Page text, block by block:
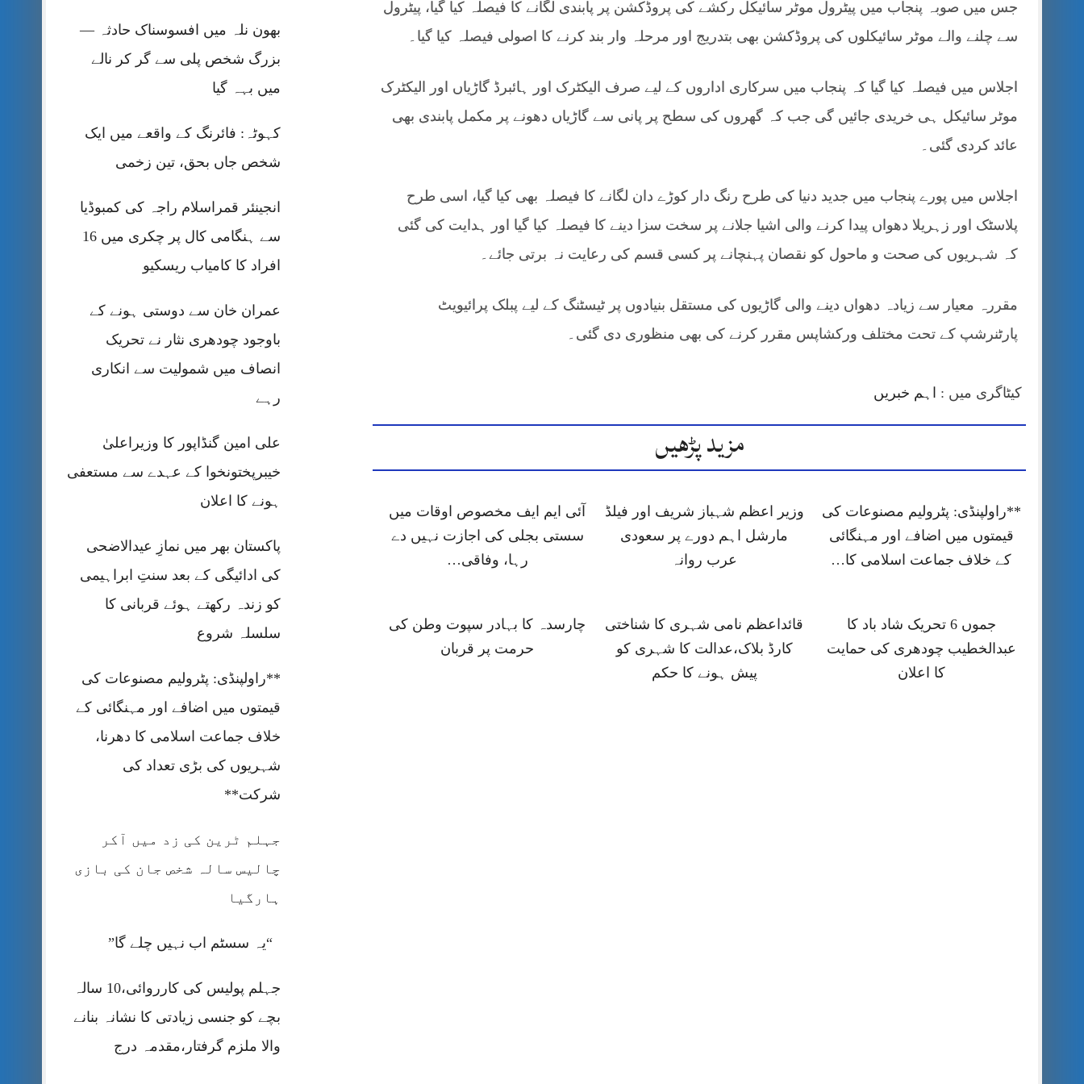
بھون نلہ میں افسوسناک حادثہ —
بزرگ شخص پلی سے گر کر نالے
میں بہہ گیا
کہوٹہ: فائرنگ کے واقعے میں ایک
شخص جاں بحق، تین زخمی
انجینئر قمراسلام راجہ کی کمبوڈیا
سے ہنگامی کال پر چکری میں 16
افراد کا کامیاب ریسکیو
عمران خان سے دوستی ہونے کے
باوجود چودھری نثار نے تحریک
انصاف میں شمولیت سے انکاری
رہے
علی امین گنڈاپور کا وزیراعلیٰ
خیبرپختونخوا کے عہدے سے مستعفی
ہونے کا اعلان
پاکستان بھر میں نمازِ عیدالاضحی
کی ادائیگی کے بعد سنتِ ابراہیمی
کو زندہ رکھتے ہوئے قربانی کا
سلسلہ شروع
**راولپنڈی: پٹرولیم مصنوعات کی
قیمتوں میں اضافے اور مہنگائی کے
خلاف جماعت اسلامی کا دھرنا،
شہریوں کی بڑی تعداد کی
شرکت**
جہلم ٹرین کی زد میں آکر
چالیس سالہ شخص جان کی بازی
ہارگیا
“یہ سسٹم اب نہیں چلے گا”
جہلم پولیس کی کارروائی،10 سالہ
بچے کو جنسی زیادتی کا نشانہ بنانے
والا ملزم گرفتار،مقدمہ درج
جس میں صوبہ پنجاب میں پیٹرول موٹر سائیکل رکشے کی پروڈکشن پر پابندی لگانے کا فیصلہ کیا گیا، پیٹرول
سے چلنے والے موٹر سائیکلوں کی پروڈکشن بھی بتدریج اور مرحلہ وار بند کرنے کا اصولی فیصلہ کیا گیا۔
اجلاس میں فیصلہ کیا گیا کہ پنجاب میں سرکاری اداروں کے لیے صرف الیکٹرک اور ہائبرڈ گاڑیاں اور الیکٹرک
موٹر سائیکل ہی خریدی جائیں گی جب کہ گھروں کی سطح پر پانی سے گاڑیاں دھونے پر مکمل پابندی بھی
عائد کردی گئی۔
اجلاس میں پورے پنجاب میں جدید دنیا کی طرح رنگ دار کوڑے دان لگانے کا فیصلہ بھی کیا گیا، اسی طرح
پلاسٹک اور زہریلا دھواں پیدا کرنے والی اشیا جلانے پر سخت سزا دینے کا فیصلہ کیا گیا اور ہدایت کی گئی
کہ شہریوں کی صحت و ماحول کو نقصان پہنچانے پر کسی قسم کی رعایت نہ برتی جائے۔
مقررہ معیار سے زیادہ دھواں دینے والی گاڑیوں کی مستقل بنیادوں پر ٹیسٹنگ کے لیے پبلک پرائیویٹ
پارٹنرشپ کے تحت مختلف ورکشاپس مقرر کرنے کی بھی منظوری دی گئی۔
کیٹاگری میں : اہم خبریں
مزید پڑھیں
**راولپنڈی: پٹرولیم مصنوعات کی
قیمتوں میں اضافے اور مہنگائی
کے خلاف جماعت اسلامی کا…
وزیر اعظم شہباز شریف اور فیلڈ
مارشل اہم دورے پر سعودی
عرب روانہ
آئی ایم ایف مخصوص اوقات میں
سستی بجلی کی اجازت نہیں دے
رہا، وفاقی…
جموں 6 تحریک شاد باد کا
عبدالخطیب چودھری کی حمایت
کا اعلان
قائداعظم نامی شہری کا شناختی
کارڈ بلاک،عدالت کا شہری کو
پیش ہونے کا حکم
چارسدہ کا بہادر سپوت وطن کی
حرمت پر قربان